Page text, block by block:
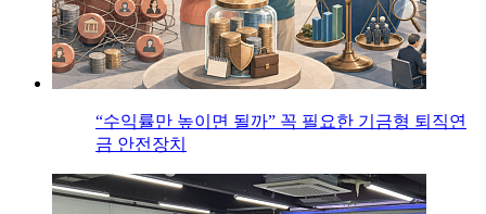
“수익률만 높이면 될까” 꼭 필요한 기금형 퇴직연
금 안전장치